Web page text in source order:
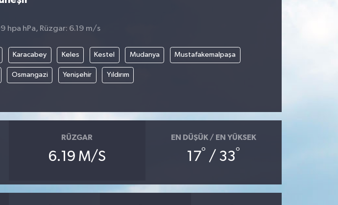
hpa hPa, Rüzgar: 6.19 m/s
Karacabey Keles Kestel Mudanya Mustafakemalpaşa
Osmangazi Yenişehir Yıldırım
RÜZGAR
6.19 M/S
EN DÜŞÜK / EN YÜKSEK
17° / 33°